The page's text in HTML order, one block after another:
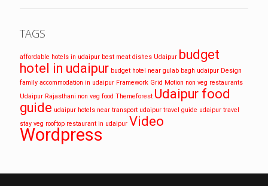
TAGS
affordable hotels in udaipur best meat dishes Udaipur budget
hotel in udaipur budget hotel near gulab bagh udaipur Design
family accommodation in udaipur Framework Grid Motion non veg restaurants
Udaipur Rajasthani non veg food Themeforest Udaipur food
guide udaipur hotels near transport udaipur travel guide udaipur travel
stay veg rooftop restaurant in udaipur Video
Wordpress